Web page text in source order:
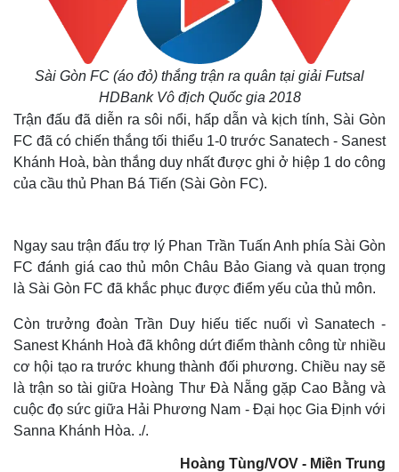
Sài Gòn FC (áo đỏ) thắng trận ra quân tại giải Futsal
HDBank Vô địch Quốc gia 2018
Trận đấu đã diễn ra sôi nổi, hấp dẫn và kịch tính, Sài Gòn
FC đã có chiến thắng tối thiểu 1-0 trước Sanatech - Sanest
Khánh Hoà, bàn thắng duy nhất được ghi ở hiệp 1 do công
của cầu thủ Phan Bá Tiến (Sài Gòn FC).
Ngay sau trận đấu trợ lý Phan Trần Tuấn Anh phía Sài Gòn
FC đánh giá cao thủ môn Châu Bảo Giang và quan trọng
là Sài Gòn FC đã khắc phục được điểm yếu của thủ môn.
Còn trưởng đoàn Trần Duy hiếu tiếc nuối vì Sanatech -
Sanest Khánh Hoà đã không dứt điểm thành công từ nhiều
cơ hội tạo ra trước khung thành đối phương. Chiều nay sẽ
là trận so tài giữa Hoàng Thư Đà Nẵng gặp Cao Bằng và
cuộc đọ sức giữa Hải Phương Nam - Đại học Gia Định với
Sanna Khánh Hòa. ./.
Hoàng Tùng/VOV - Miền Trung